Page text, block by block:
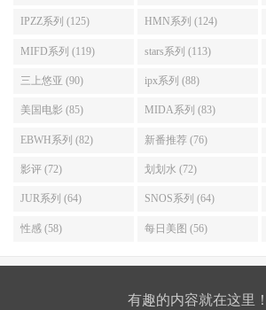
IPZZ系列 (125) HMN系列 (124)
MIFD系列 (119) stars系列 (113)
三上悠亚 (90) ipx系列 (88)
美国电影 (85) MIDA系列 (83)
EBWH系列 (82) 新番推荐 (76)
影评 (72) 划划水 (72)
JUR系列 (64) SNOS系列 (64)
性感 (58) 每日美图 (56)
有趣的内容就在这里！